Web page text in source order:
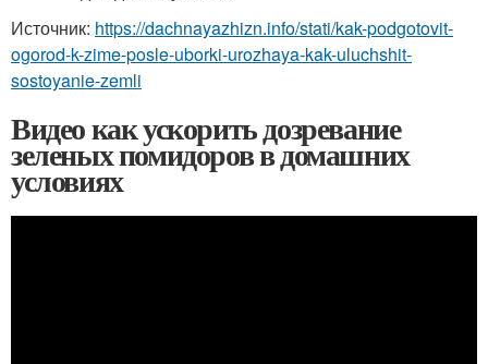
Источник: https://dachnayazhizn.info/stati/kak-podgotovit-
ogorod-k-zime-posle-uborki-urozhaya-kak-uluchshit-
sostoyanie-zemli
Видео как ускорить дозревание
зеленых помидоров в домашних
условиях